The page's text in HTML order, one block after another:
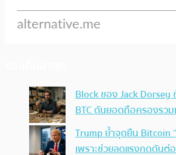
Block ของ Jack
BTC ดันยอดถือครองรวม
Trump ย้ำจุดยืน Bitcoin
เพราะช่วยลดแรงกดดันต่